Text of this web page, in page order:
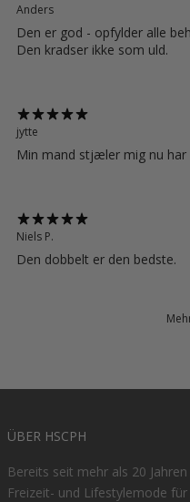
Anders
Den er god - opfylder alle
Den kradser ikke som uld.
jytte
Min mand stjæler mig nu har
Niels P.
Den dobbelt er den bedste.
ÜBER HSCPH
Bereits seit mehr als 20
Freizeit- und Lifestylemode